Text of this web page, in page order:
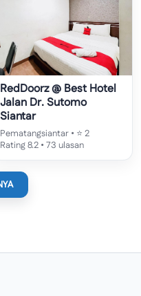
RedDoorz @ Best Hotel
Jalan Dr. Sutomo
Siantar
Pematangsiantar • ⭐ 2
Rating 8.2 • 73 ulasan